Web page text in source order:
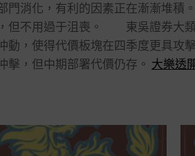
門消化，有利的因素正在漸漸堆積
但不用過于沮喪。 東吳證券大
動，使得代價板塊在四季度更具攻
擊，但中期部署代價仍存。 大樂透